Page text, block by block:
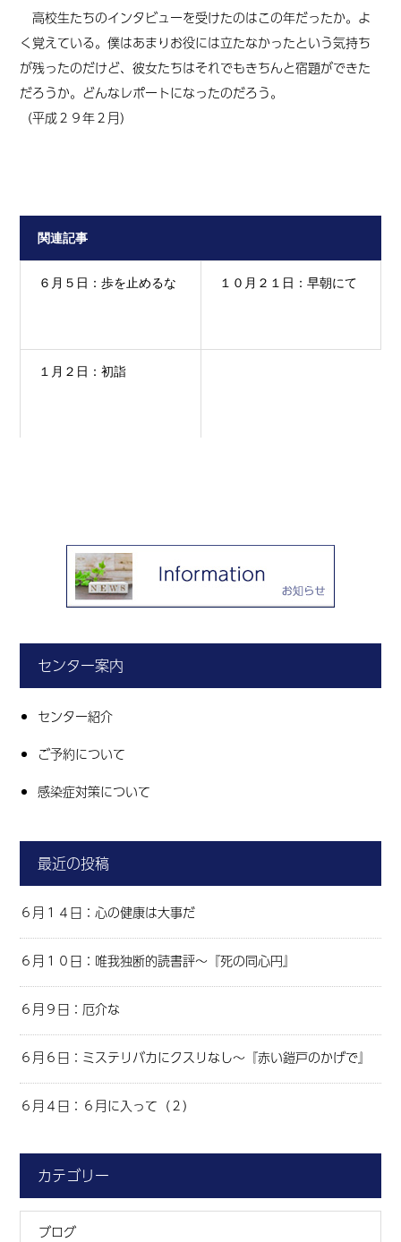
高校生たちのインタビューを受けたのはこの年だったか。よ
く覚えている。僕はあまりお役には立たなかったという気持ち
が残ったのだけど、彼女たちはそれでもきちんと宿題ができた
だろうか。どんなレポートになったのだろう。
（平成２９年２月）
関連記事
６月５日：歩を止めるな １０月２１日：早朝にて
１月２日：初詣
センター案内
センター紹介
ご予約について
感染症対策について
最近の投稿
６月１４日：心の健康は大事だ
６月１０日：唯我独断的読書評～『死の同心円』
６月９日：厄介な
６月６日：ミステリバカにクスリなし～『赤い鎧戸のかげで』
６月４日：６月に入って（２）
カテゴリー
ブログ